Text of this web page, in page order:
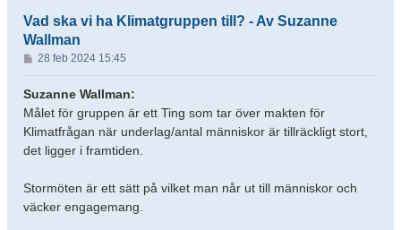
Vad ska vi ha Klimatgruppen till? - Av Suzanne
Wallman
n
l
ä
g
28 feb 2024 15:45
Suzanne Wallman:
Målet för gruppen är ett Ting som tar över makten för
Klimatfrågan när underlag/antal människor är tillräckligt stort,
det ligger i framtiden.
Stormöten är ett sätt på vilket man når ut till människor och
väcker engagemang.